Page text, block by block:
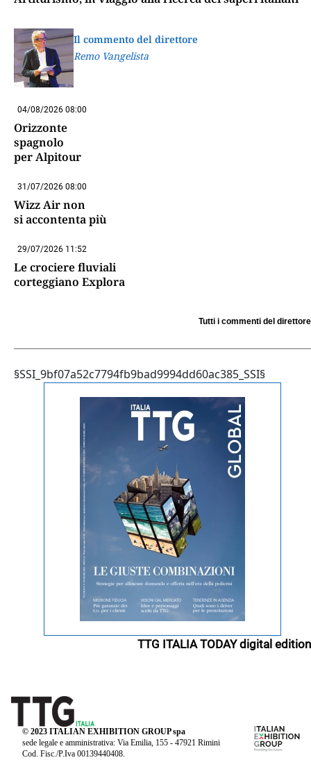
Il commento del direttore
Remo Vangelista
04/08/2026 08:00
Orizzonte
spagnolo
per Alpitour
31/07/2026 08:00
Wizz Air non
si accontenta più
29/07/2026 11:52
Le crociere fluviali
corteggiano Explora
Tutti i commenti del direttore
§SSI_9bf07a52c7794fb9bad9994dd60ac385_SSI§
TTG ITALIA TODAY digital edition
© 2023 ITALIAN EXHIBITION GROUP spa
sede legale e amministrativa: Via Emilia, 155 - 47921 Rimini
Cod. Fisc./P.Iva 00139440408.